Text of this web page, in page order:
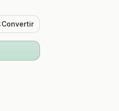
Convertir